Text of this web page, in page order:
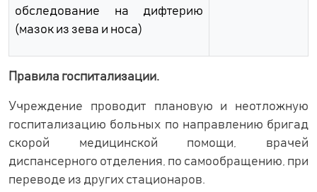
обследование на дифтерию
(мазок из зева и носа)
Правила госпитализации.
Учреждение проводит плановую и неотложную
госпитализацию больных по направлению бригад
скорой медицинской помощи, врачей
диспансерного отделения, по самообращению, при
переводе из других стационаров.